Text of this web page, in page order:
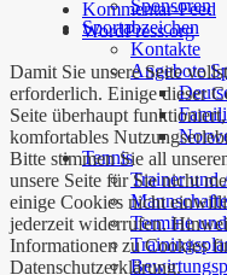
Sponsoren
Sportabzeichen
Kontakte
Angebote
Tennis
Trainer und
Termine
Kommentar-Feed
WordPress.org
Damit Sie unsere Seite
erforderlich. Einige dieser
Seite überhaupt
komfortables
Bitte stimmen Sie all
unsere Seite für Sie nicht
einige Cookies nicht
jederzeit widerrufen.
Informationen zu Cookies
Datenschutzerklärung.